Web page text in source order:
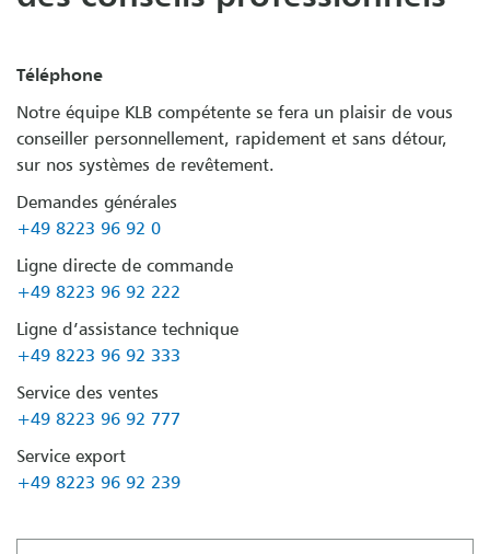
Téléphone
Notre équipe KLB compétente se fera un plaisir de vous
conseiller personnellement, rapidement et sans détour,
sur nos systèmes de revêtement.
Demandes générales
+49 8223 96 92 0
Ligne directe de commande
+49 8223 96 92 222
Ligne d’assistance technique
+49 8223 96 92 333
Service des ventes
+49 8223 96 92 777
Service export
+49 8223 96 92 239